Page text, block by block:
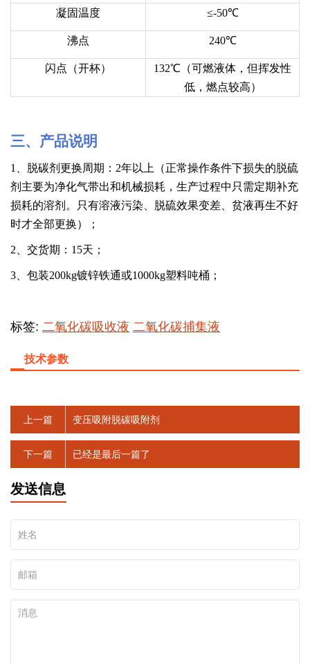
凝固温度 ≤-50℃
沸点 240℃
闪点（开杯）
132℃（可燃液体，但挥发性
低，燃点较高）
三、产品说明
1、脱碳剂更换周期：2年以上（正常操作条件下损失的脱硫
剂主要为净化气带出和机械损耗，生产过程中只需定期补充
损耗的溶剂。只有溶液污染、脱硫效果变差、贫液再生不好
时才全部更换）；
2、交货期：15天；
3、包装200kg镀锌铁通或1000kg塑料吨桶；
标签: 二氧化碳吸收液 二氧化碳捕集液
技术参数
上一篇 变压吸附脱碳吸附剂
已经是最后一篇了
下一篇
发送信息